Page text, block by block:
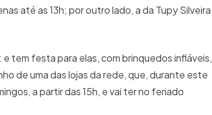
até as 13h; por outro lado, a da Tupy Silveira
tem festa para elas, com brinquedos infláveis,
de uma das lojas da rede, que, durante este
a partir das 15h, e vai ter no feriado